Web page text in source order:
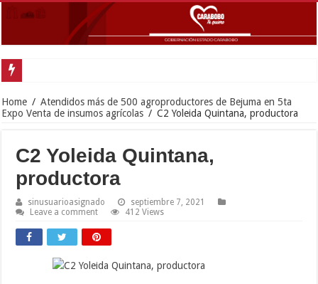
Home / Atendidos más de 500 agroproductores de Bejuma en 5ta
Expo Venta de insumos agrícolas / C2 Yoleida Quintana, productora
C2 Yoleida Quintana,
productora
sinusuarioasignado
septiembre 7, 2021
Leave a comment
412 Views